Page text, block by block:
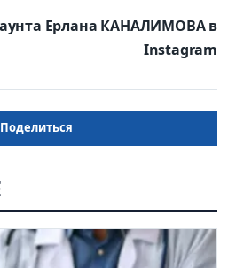
Ерлана КАНАЛИМОВА в
Instagram
Поделиться